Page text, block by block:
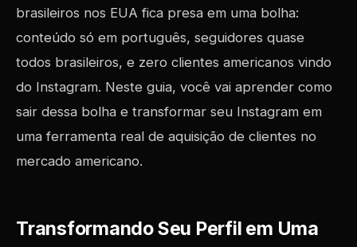
brasileiros nos EUA fica presa em uma bolha:
conteúdo só em português, seguidores quase
todos brasileiros, e zero clientes americanos vindo
do Instagram. Neste guia, você vai aprender como
sair dessa bolha e transformar seu Instagram em
uma ferramenta real de aquisição de clientes no
mercado americano.
Transformando Seu Perfil em Uma